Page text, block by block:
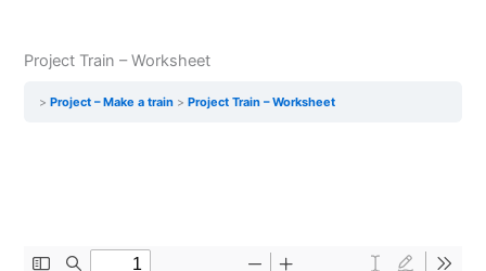
Project Train – Worksheet
Project – Make a train Project Train – Worksheet